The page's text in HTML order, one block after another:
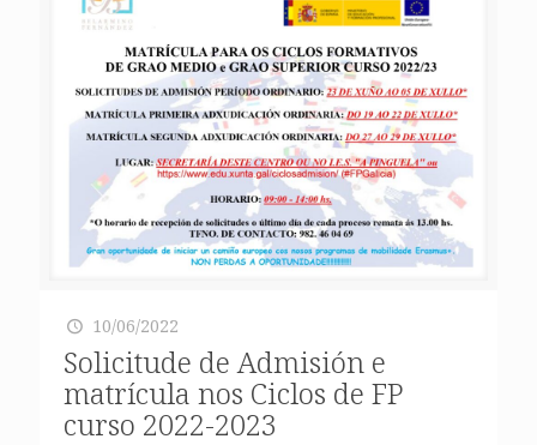
10/06/2022
Solicitude de Admisión e
matrícula nos Ciclos de FP
curso 2022-2023